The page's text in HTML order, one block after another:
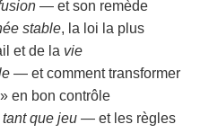
— et son remède
stable, la loi la plus
et de la vie
— et comment transformer
en bon contrôle
que jeu — et les règles